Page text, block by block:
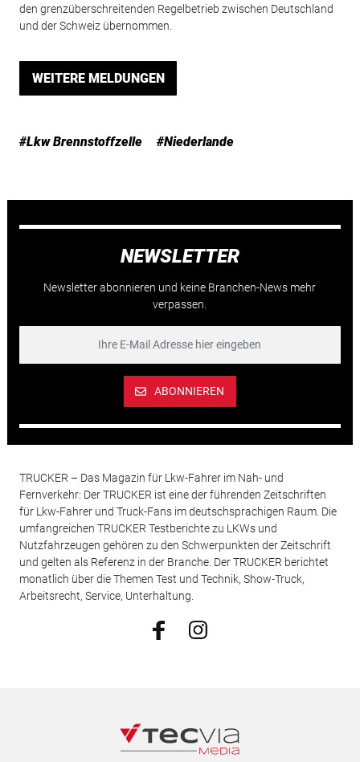
den grenzüberschreitenden Regelbetrieb zwischen Deutschland
und der Schweiz übernommen.
WEITERE MELDUNGEN
#Lkw Brennstoffzelle #Niederlande
NEWSLETTER
Newsletter abonnieren und keine Branchen-News mehr
verpassen.
ABONNIEREN
TRUCKER – Das Magazin für Lkw-Fahrer im Nah- und
Fernverkehr: Der TRUCKER ist eine der führenden Zeitschriften
für Lkw-Fahrer und Truck-Fans im deutschsprachigen Raum. Die
umfangreichen TRUCKER Testberichte zu LKWs und
Nutzfahrzeugen gehören zu den Schwerpunkten der Zeitschrift
und gelten als Referenz in der Branche. Der TRUCKER berichtet
monatlich über die Themen Test und Technik, Show-Truck,
Arbeitsrecht, Service, Unterhaltung.